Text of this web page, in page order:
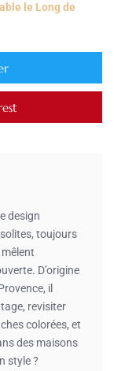
le Long de
design
toujours
D’origine
il
revisiter
colorées, et
des maisons
style ?